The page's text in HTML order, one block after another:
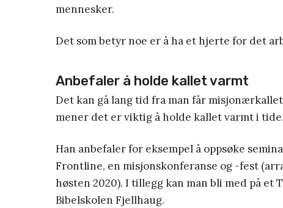
mennesker.
Det som betyr noe er å ha et hjerte for det
Anbefaler å holde kallet varmt
Det kan gå lang tid fra man får
mener det er viktig å holde kallet varmt i
Han anbefaler for eksempel å oppsøke
Frontline, en misjonskonferanse og -fest
høsten 2020). I tillegg kan man bli med på et
Bibelskolen Fjellhaug.